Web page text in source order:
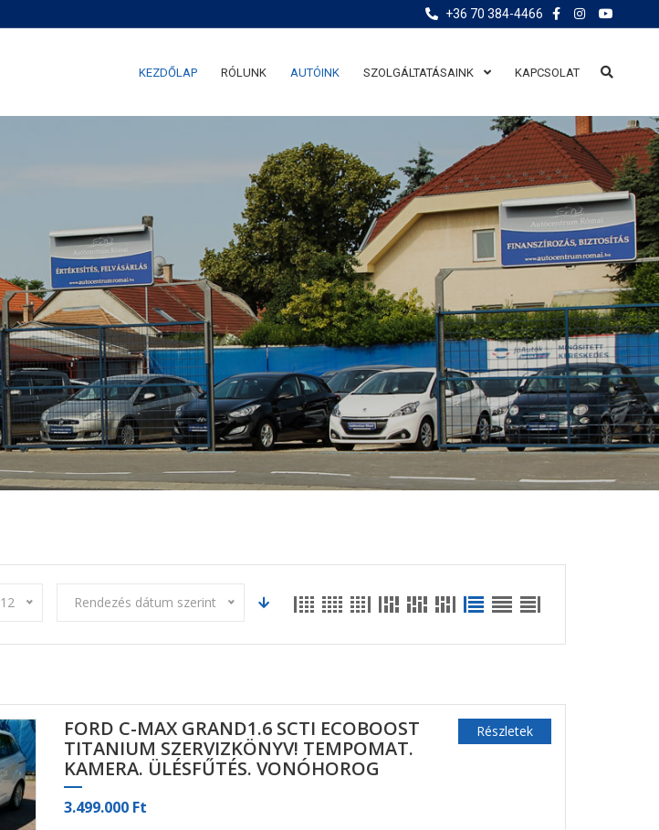
+36 70 384-4466
KEZDŐLAP RÓLUNK AUTÓINK SZOLGÁLTATÁSAINK KAPCSOLAT
12 Rendezés dátum szerint
FORD C-MAX GRAND1.6 SCTI ECOBOOST
TITANIUM SZERVIZKÖNYV! TEMPOMAT.
KAMERA. ÜLÉSFŰTÉS. VONÓHOROG
3.499.000 Ft
Részletek